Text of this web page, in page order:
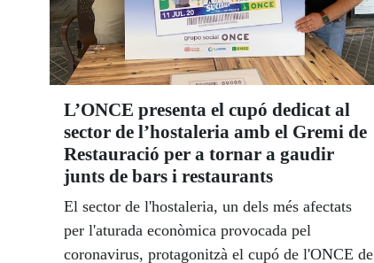
L’ONCE presenta el cupó dedicat al
sector de l’hostaleria amb el Gremi de
Restauració per a tornar a gaudir
junts de bars i restaurants
El sector de l'hostaleria, un dels més afectats
per l'aturada econòmica provocada pel
coronavirus, protagonitzà el cupó de l'ONCE de